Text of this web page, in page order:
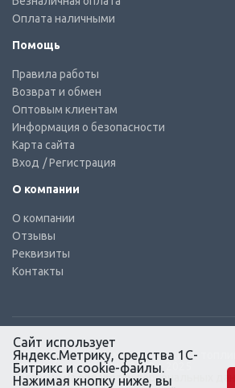
Оплата наличными
Помощь
Правила работы
Возврат и обмен
Оптовым клиентам
Информация о безопасности
Карта сайта
Вход / Регистрация
О компании
О компании
Отзывы
Реквизиты
Контакты
© КТС-Дизель – Комплектующие к
Все права защищены, 2003 – 2025
Согласие на обработку персональных
Сайт использует
Яндекс.Метрику, средства 1С-
Битрикс и cookie-файлы.
Нажимая кнопку ниже, вы